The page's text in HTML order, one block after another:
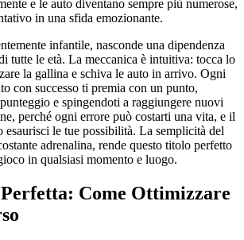
e le auto diventano sempre più numerose,
in una sfida emozionante.
infantile, nasconde una dipendenza
tutte le età. La meccanica è intuitiva: tocca lo
la gallina e schiva le auto in arrivo. Ogni
con successo ti premia con un punto,
e spingendoti a raggiungere nuovi
perché ogni errore può costarti una vita, e il
esaurisci le tue possibilità. La semplicità del
adrenalina, rende questo titolo perfetto
in qualsiasi momento e luogo.
Come Ottimizzare